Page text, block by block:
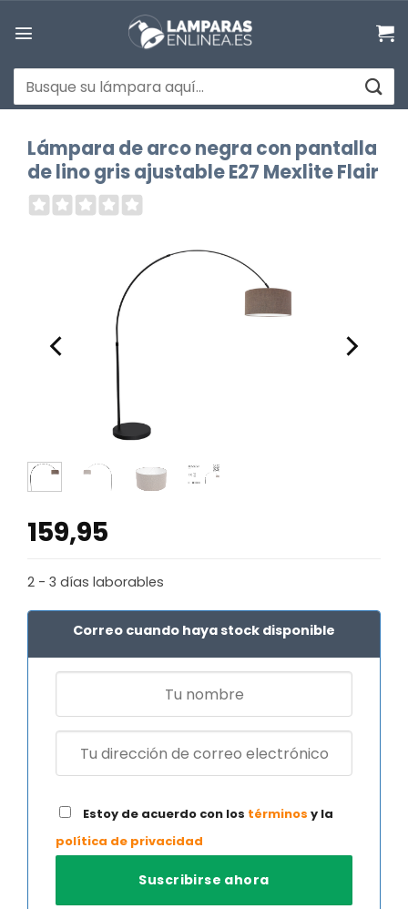
Buscar
por:
Lámpara de arco negra con pantalla
de lino gris ajustable E27 Mexlite Flair
159,95
2 - 3 días laborables
Correo cuando haya stock disponible
Estoy de acuerdo con los términos y la
política de privacidad